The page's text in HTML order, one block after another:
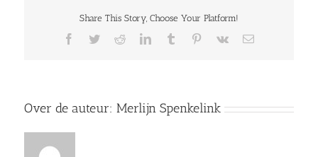
Share This Story, Choose Your Platform!
Facebook
TwitterRedditLinkedInTumblr Pinterest
Vk
E-
Over de auteur: Merlijn Spenkelink